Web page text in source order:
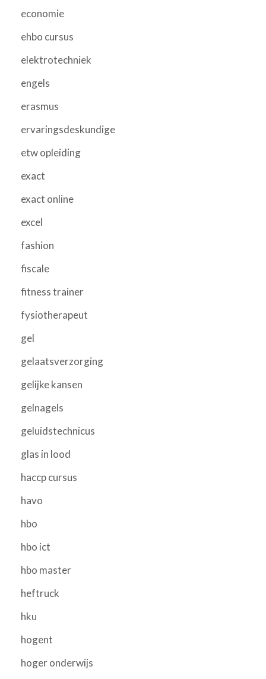
economie
ehbo cursus
elektrotechniek
engels
erasmus
ervaringsdeskundige
etw opleiding
exact
exact online
excel
fashion
fiscale
fitness trainer
fysiotherapeut
gel
gelaatsverzorging
gelijke kansen
gelnagels
geluidstechnicus
glas in lood
haccp cursus
havo
hbo
hbo ict
hbo master
heftruck
hku
hogent
hoger onderwijs